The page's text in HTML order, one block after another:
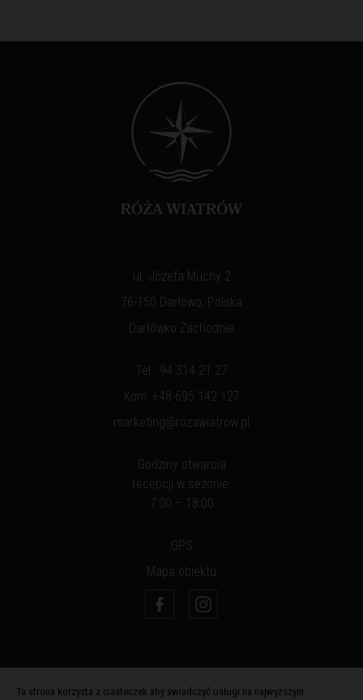
ul. Józefa Muchy 2
76-150 Darłowo, Polska
Darłówko Zachodnie
Tel.: 94 314 21 27
Kom: +48 695 142 127
marketing@rozawiatrow.pl
Godziny otwarcia
recepcji w sezonie:
7:00 – 18:00
GPS
Mapa obiektu
Ta strona korzysta z ciasteczek aby świadczyć usługi na najwyższym